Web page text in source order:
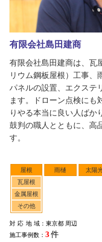
屋根
瓦屋根
金属屋根
その他
雨樋 太陽
対応地域：東京都 周辺
施工事例数： 3件
有限会社島田建商
有限会社島田建商は、瓦
リウム鋼板屋根）工事、
パネルの設置、エクステ
ます。ドローン点検にも
りやる本当に良い人ばか
鼓判の職人とともに、高
す。